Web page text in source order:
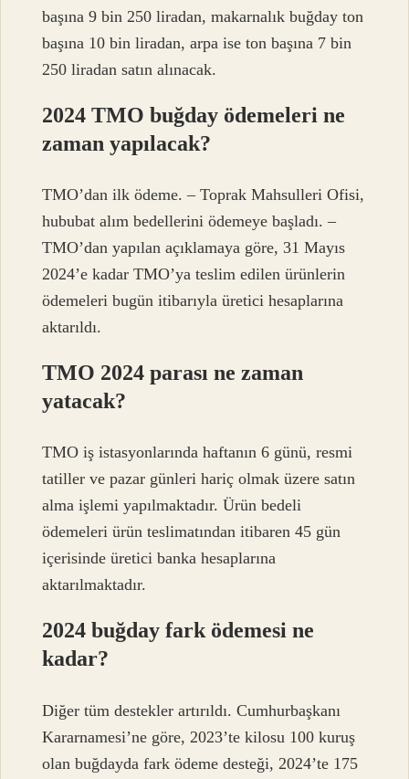
başına 9 bin 250 liradan, makarnalık buğday ton
başına 10 bin liradan, arpa ise ton başına 7 bin
250 liradan satın alınacak.
2024 TMO buğday ödemeleri ne
zaman yapılacak?
TMO’dan ilk ödeme. – Toprak Mahsulleri Ofisi,
hububat alım bedellerini ödemeye başladı. –
TMO’dan yapılan açıklamaya göre, 31 Mayıs
2024’e kadar TMO’ya teslim edilen ürünlerin
ödemeleri bugün itibarıyla üretici hesaplarına
aktarıldı.
TMO 2024 parası ne zaman
yatacak?
TMO iş istasyonlarında haftanın 6 günü, resmi
tatiller ve pazar günleri hariç olmak üzere satın
alma işlemi yapılmaktadır. Ürün bedeli
ödemeleri ürün teslimatından itibaren 45 gün
içerisinde üretici banka hesaplarına
aktarılmaktadır.
2024 buğday fark ödemesi ne
kadar?
Diğer tüm destekler artırıldı. Cumhurbaşkanı
Kararnamesi’ne göre, 2023’te kilosu 100 kuruş
olan buğdayda fark ödeme desteği, 2024’te 175